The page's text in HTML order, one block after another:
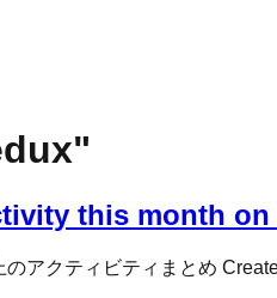
"
this month on
アクティビティまとめ